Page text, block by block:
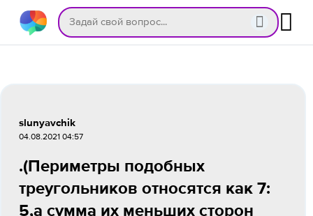
slunyavchik
04.08.2021 04:57
.(Периметры подобных
треугольников относятся как 7:
5,а сумма их меньших сторон